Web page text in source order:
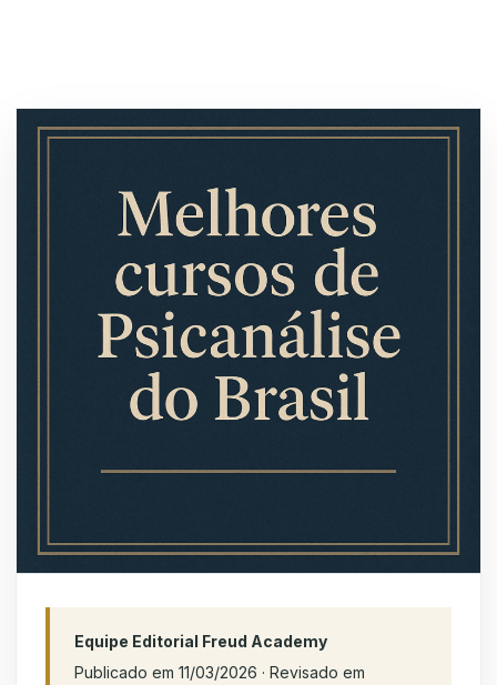
Equipe Editorial Freud Academy
Publicado em 11/03/2026 · Revisado em